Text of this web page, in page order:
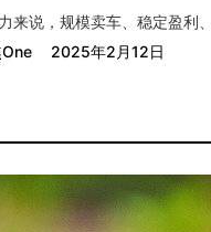
来说，规模卖车、稳定盈利
2025年2月12日